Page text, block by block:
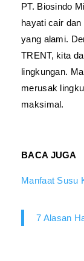
PT. Biosindo
hayati cair dan
yang alami.
TRENT, kita
lingkungan.
merusak
maksimal.
BACA JUGA
Manfaat Susu
7 Alasan